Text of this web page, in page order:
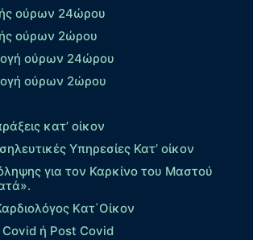
ούρων 24ώρου
ούρων 2ώρου
ούρων 24ώρου
ούρων 2ώρου
κατ’ οίκον
Υπηρεσίες Κατ’ οίκον
για τον Καρκίνο του Μαστού
Kατ΄Οίκον
ή Post Covid